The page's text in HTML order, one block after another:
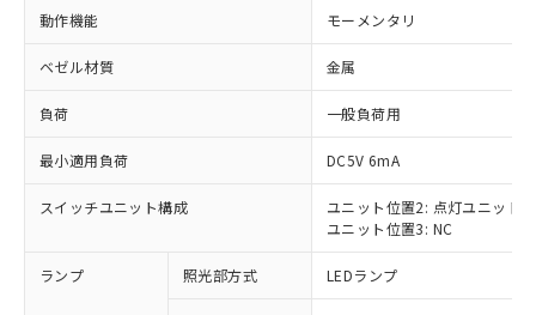
動作機能 モーメンタリ
ベゼル材質 金属
負荷 一般負荷用
最小適用負荷 DC5V 6mA
スイッチユニット構成
ユニット位置2: 点灯ユニット
ユニット位置3: NC
ランプ 照光部方式 LEDランプ